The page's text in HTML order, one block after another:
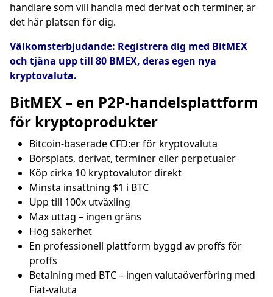
handlare som vill handla med derivat och terminer, är
det här platsen för dig.
Välkomsterbjudande: Registrera dig med BitMEX
och tjäna upp till 80 BMEX, deras egen nya
kryptovaluta.
BitMEX – en P2P-handelsplattform
för kryptoprodukter
Bitcoin-baserade CFD:er för kryptovaluta
Börsplats, derivat, terminer eller perpetualer
Köp cirka 10 kryptovalutor direkt
Minsta insättning $1 i BTC
Upp till 100x utväxling
Max uttag – ingen gräns
Hög säkerhet
En professionell plattform byggd av proffs för
proffs
Betalning med BTC – ingen valutaöverföring med
Fiat-valuta